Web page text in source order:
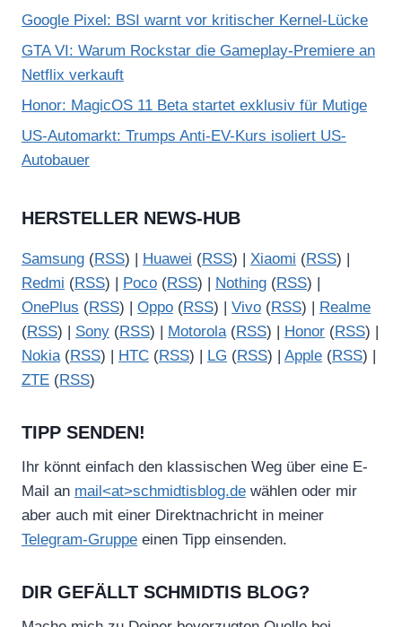
Google Pixel: BSI warnt vor kritischer Kernel-Lücke
GTA VI: Warum Rockstar die Gameplay-Premiere an
Netflix verkauft
Honor: MagicOS 11 Beta startet exklusiv für Mutige
US-Automarkt: Trumps Anti-EV-Kurs isoliert US-
Autobauer
HERSTELLER NEWS-HUB
Samsung (RSS) | Huawei (RSS) | Xiaomi (RSS) |
Redmi (RSS) | Poco (RSS) | Nothing (RSS) |
OnePlus (RSS) | Oppo (RSS) | Vivo (RSS) |
Realme
(RSS) | Sony (RSS) | Motorola(RSS) | Honor (RSS) |
Nokia(RSS) | HTC (RSS) | LG (RSS) | Apple (RSS) |
ZTE (RSS)
TIPP SENDEN!
Ihr könnt einfach den klassischen Weg über eine E-
Mail an mail<at>schmidtisblog.de wählen oder mir
aber auch mit einer Direktnachricht in meiner
Telegram-Gruppe einen Tipp einsenden.
DIR GEFÄLLT SCHMIDTIS BLOG?